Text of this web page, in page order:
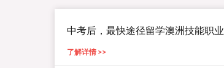
中考后，最快途径留学澳洲技能职业
了解详情 >>